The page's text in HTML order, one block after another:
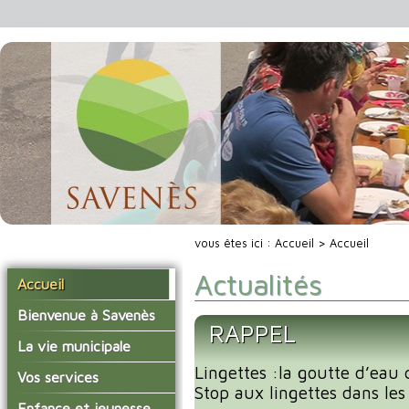
Accueil
Bienvenue à Savenès
Situer Savenès
Savenès en chiffre
L'histoire du village
La vie municipale
Vos élus
Les compte-rendus du
Vos services
La mairie
vous êtes ici : Accueil > Accueil
Actualités
RAPPEL
Lingettes :la goutte
Stop aux lingettes dans